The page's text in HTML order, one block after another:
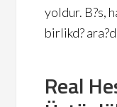
yoldur. B?s,
birlikd?
Real